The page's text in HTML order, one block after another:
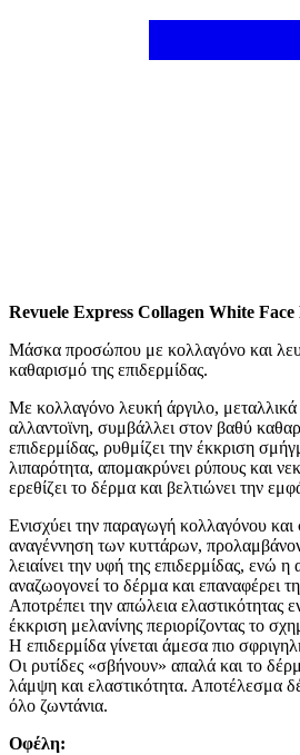
Revuele Express Collagen White
Μάσκα προσώπου με κολλαγόνο και
καθαρισμό της επιδερμίδας.
Με κολλαγόνο λευκή άργιλο, μεταλλικά
αλλαντοϊνη, συμβάλλει στον βαθύ
επιδερμίδας, ρυθμίζει την έκκριση
λιπαρότητα, απομακρύνει ρύπους και
ερεθίζει το δέρμα και βελτιώνει την
Ενισχύει την παραγωγή κολλαγόνου
αναγέννηση των κυττάρων,
λειαίνει την υφή της επιδερμίδας, ενώ
αναζωογονεί το δέρμα και επαναφέρει
Αποτρέπει την απώλεια ελαστικότητας
έκκριση μελανίνης περιορίζοντας το
Η επιδερμίδα γίνεται άμεσα πιο
Οι ρυτίδες «σβήνουν» απαλά και το
λάμψη και ελαστικότητα. Αποτέλεσμα
όλο ζωντάνια.
Οφέλη: